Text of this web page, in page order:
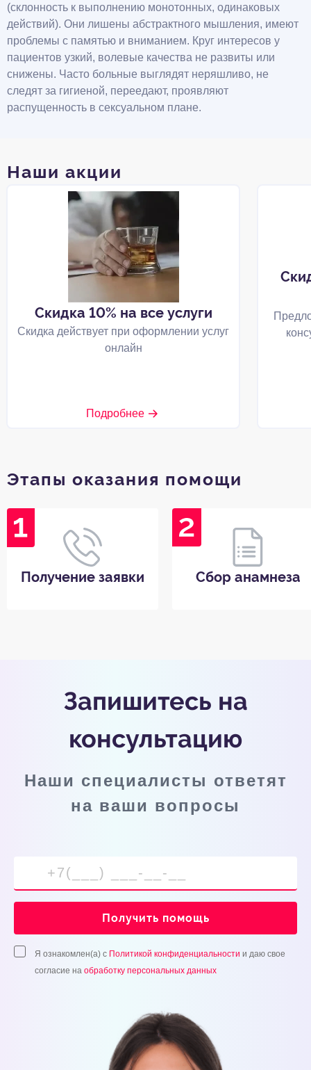
(склонность к выполнению монотонных, одинаковых
действий). Они лишены абстрактного мышления, имеют
проблемы с памятью и вниманием. Круг интересов у
пациентов узкий, волевые качества не развиты или
снижены. Часто больные выглядят неряшливо, не
следят за гигиеной, переедают, проявляют
распущенность в сексуальном плане.
Наши акции
Скидка 10% на все услуги
Скидка действует при оформлении услуг
онлайн
Подробнее
Этапы оказания помощи
Получение заявки Сбор анамнеза
Запишитесь на
консультацию
Наши специалисты ответят
на ваши вопросы
Получить помощь
Я ознакомлен(а) с Политикой конфиденциальности и даю свое
согласие на обработку персональных данных